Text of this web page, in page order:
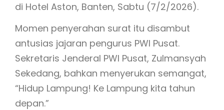
di Hotel Aston, Banten, Sabtu (7/2/2026).
Momen penyerahan surat itu disambut
antusias jajaran pengurus PWI Pusat.
Sekretaris Jenderal PWI Pusat, Zulmansyah
Sekedang, bahkan menyerukan semangat,
“Hidup Lampung! Ke Lampung kita tahun
depan.”